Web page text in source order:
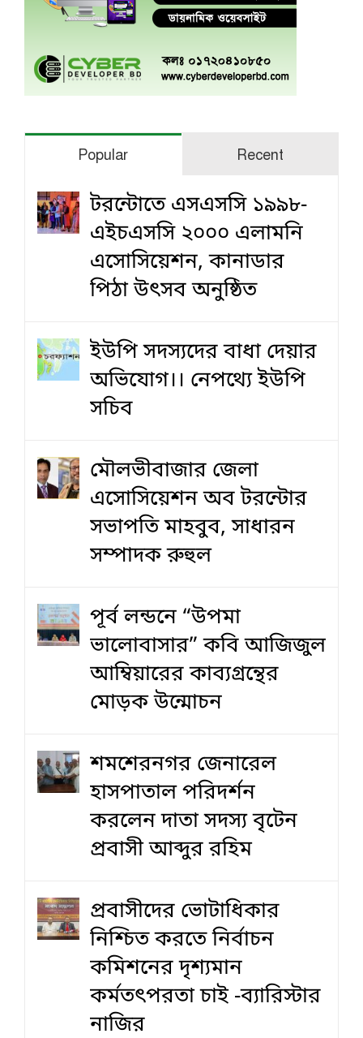
Popular Recent
টরন্টোতে এসএসসি ১৯৯৮-
এইচএসসি ২০০০ এলামনি
এসোসিয়েশন, কানাডার
পিঠা উৎসব অনুষ্ঠিত
ইউপি সদস্যদের বাধা দেয়ার
অভিযোগ।। নেপথ্যে ইউপি
সচিব
মৌলভীবাজার জেলা
এসোসিয়েশন অব টরন্টোর
সভাপতি মাহবুব, সাধারন
সম্পাদক রুহুল
পূর্ব লন্ডনে “উপমা
ভালোবাসার” কবি আজিজুল
আম্বিয়ারের কাব্যগ্রন্থের
মোড়ক উন্মোচন
শমশেরনগর জেনারেল
হাসপাতাল পরিদর্শন
করলেন দাতা সদস্য বৃটেন
প্রবাসী আব্দুর রহিম
প্রবাসীদের ভোটাধিকার
নিশ্চিত করতে নির্বাচন
কমিশনের দৃশ‍্যমান
কর্মতৎপরতা চাই -ব্যারিস্টার
নাজির